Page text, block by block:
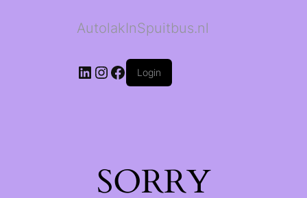
AutolakInSpuitbus.nl
LinkedIn
Instagram
Facebook
Login
SORRY